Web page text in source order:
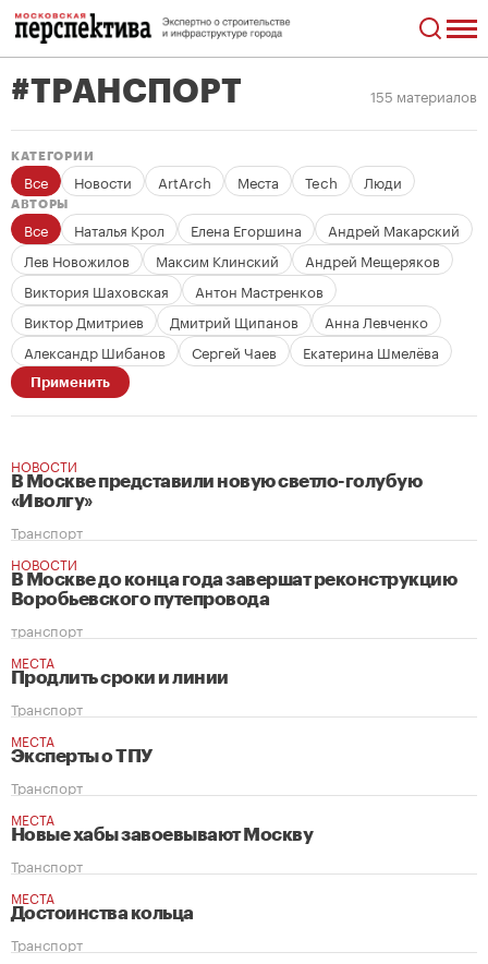
#ТРАНСПОРТ 155 материалов
КАТЕГОРИИ
Все Новости ArtArch Места Tech Люди
АВТОРЫ
Все Наталья Крол Елена Егоршина
Андрей Макарский
Лев Новожилов
Максим Клинский
Андрей Мещеряков
Виктория Шаховская
Антон Мастренков
Виктор Дмитриев
Дмитрий Щипанов
Анна Левченко
Александр Шибанов
Сергей Чаев Екатерина Шмелёва
Применить
НОВОСТИ
В Москве представили новую светло-голубую
«Иволгу»
Транспорт
НОВОСТИ
В Москве до конца года завершат реконструкцию
Воробьевского путепровода
транспорт
МЕСТА
Продлить сроки и линии
Транспорт
МЕСТА
Эксперты о ТПУ
Транспорт
МЕСТА
Новые хабы завоевывают Москву
Транспорт
МЕСТА
Достоинства кольца
Транспорт